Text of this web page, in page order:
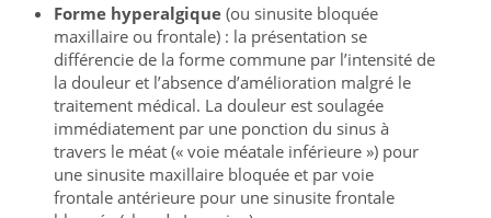
Forme hyperalgique(ou sinusite bloquée
maxillaire ou frontale) : la présentation se
différencie de la forme commune par l’intensité de
la douleur et l’absence d’amélioration malgré le
traitement médical. La douleur est soulagée
immédiatement par une ponction du sinus à
travers le méat (« voie méatale inférieure ») pour
une sinusite maxillaire bloquée et par voie
frontale antérieure pour une sinusite frontale